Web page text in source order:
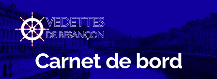
Passer
au
contenu
Carnet de bord